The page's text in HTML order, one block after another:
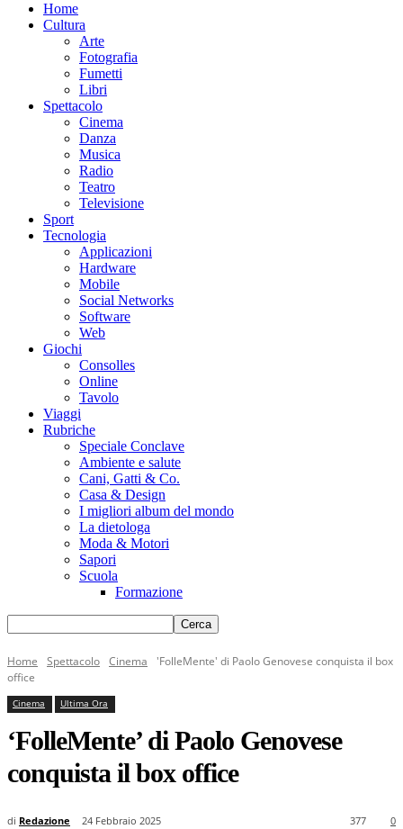
Home
Cultura
Arte
Fotografia
Fumetti
Libri
Spettacolo
Cinema
Danza
Musica
Radio
Teatro
Televisione
Sport
Tecnologia
Applicazioni
Hardware
Mobile
Social Networks
Software
Web
Giochi
Consolles
Online
Tavolo
Viaggi
Rubriche
Speciale Conclave
Ambiente e salute
Cani, Gatti & Co.
Casa & Design
I migliori album del mondo
La dietologa
Moda & Motori
Sapori
Scuola
Formazione
Home Spettacolo Cinema
'FolleMente' di Paolo Genovese conquista il box
office
Cinema Ultima Ora
‘FolleMente’ di Paolo Genovese
conquista il box office
di Redazione 24 Febbraio 2025 0
377